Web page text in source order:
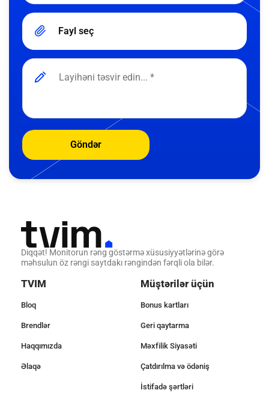
Fayl seç
Göndər
Diqqət! Monitorun rəng göstərmə xüsusiyyətlərinə görə
məhsulun öz rəngi saytdakı rəngindən fərqli ola bilər.
TVIM
Bloq
Brendlər
Haqqımızda
Əlaqə
Müştərilər üçün
Bonus kartları
Geri qaytarma
Məxfilik Siyasəti
Çatdırılma və ödəniş
İstifadə şərtləri